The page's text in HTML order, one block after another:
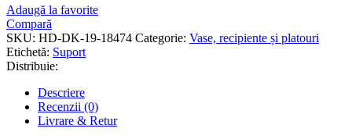
Adaugă la favorite
Compară
SKU: HD-DK-19-18474 Categorie: Vase, recipiente și platouri
Etichetă: Suport
Distribuie:
Descriere
Recenzii (0)
Livrare & Retur